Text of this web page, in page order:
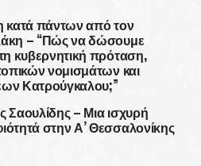
κατά πάντων από τον
– “Πώς να δώσουμε
κυβερνητική πρόταση,
νομισμάτων και
Κατρούγκαλου;”
Σαουλίδης – Μια ισχυρή
στην Α’ Θεσσαλονίκης